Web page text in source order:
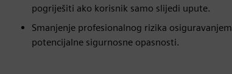
pogriješiti ako korisnik samo slijedi upute.
Smanjenje profesionalnog rizika
potencijalne sigurnosne opasnosti.